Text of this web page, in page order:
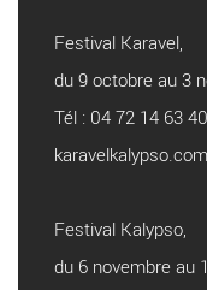
Festival Karavel,
du 9 octobre au 3
Tél : 04 72 14 63
karavelkalypso.com
Festival Kalypso,
du 6 novembre au